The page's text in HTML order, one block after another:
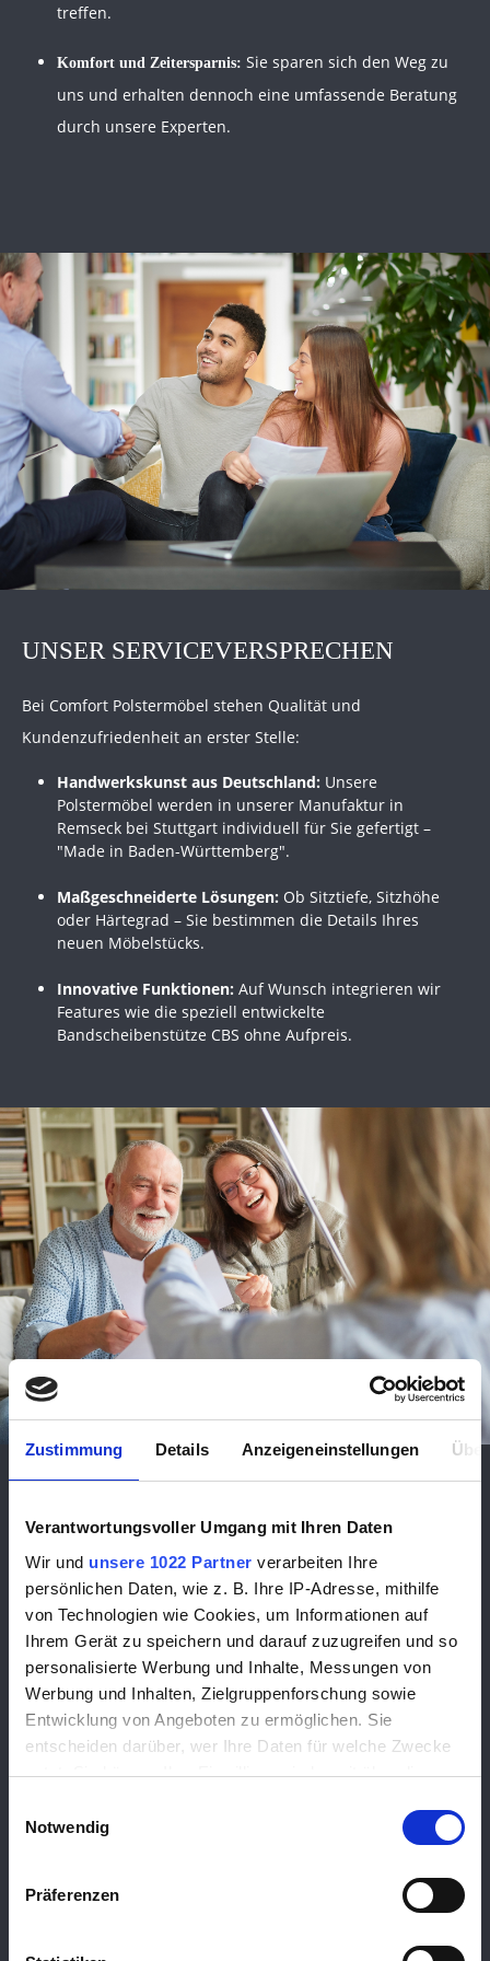
Zustimmung Details Anzeigeneinstellungen
Verantwortungsvoller Umgang mit Ihren Daten
Wir und unsere 1022 Partner verarbeiten Ihre
persönlichen Daten, wie z. B. Ihre IP-Adresse, mithilfe
von Technologien wie Cookies, um Informationen auf
Ihrem Gerät zu speichern und darauf zuzugreifen und so
personalisierte Werbung und Inhalte, Messungen von
Werbung und Inhalten, Zielgruppenforschung sowie
Entwicklung von Angeboten zu ermöglichen. Sie
entscheiden darüber, wer Ihre Daten für welche Zwecke
nutzt. Sie können Ihre Einwilligung jederzeit über die
Trigger Symbol ändern oder widerrufen
Informationen über Ihre geografische Lage
Notwendig
Präferenzen
treffen.
Komfort und Zeitersparnis: Sie sparen sich den Weg zu
uns und erhalten dennoch eine umfassende Beratung
durch unsere Experten.
UNSER SERVICEVERSPRECHEN
Bei Comfort Polstermöbel stehen Qualität und
Kundenzufriedenheit an erster Stelle:
Handwerkskunst aus Deutschland: Unsere
Polstermöbel werden in unserer Manufaktur in
Remseck bei Stuttgart individuell für Sie gefertigt –
"Made in Baden-Württemberg".
Maßgeschneiderte Lösungen: Ob Sitztiefe, Sitzhöhe
oder Härtegrad – Sie bestimmen die Details Ihres
neuen Möbelstücks.
Innovative Funktionen: Auf Wunsch integrieren wir
Features wie die speziell entwickelte
Bandscheibenstütze CBS ohne Aufpreis.
HAND UND VERSTAND
Wer Sie zuhause berät, bringt nicht nur Stoffmuster mit –
sondern Jahrzehnte an Erfahrung und ein feines Gespür für
Stil, Raumwirkung und Ergonomie.
WARUM SIE BEI UNS IN BESTEN
HÄNDEN SIND:
kennen jede Funktion, jedes Detail und jeden Werkstoff
Stilsicher & ehrlich:
Wir hören zu, beraten mit Feingefühl